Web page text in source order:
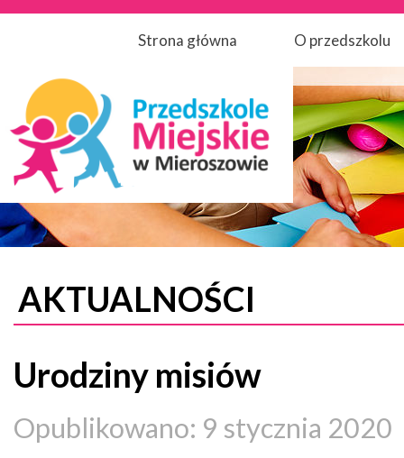
Strona główna O przedszkolu
AKTUALNOŚCI
Urodziny misiów
Opublikowano: 9 stycznia 2020